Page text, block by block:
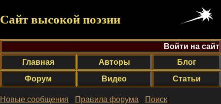
Сайт высокой поэзии
Войти на сайт
Главная
Авторы
Блог
Форум
Видео Статьи
Новые сообщения · Правила форума · Поиск;